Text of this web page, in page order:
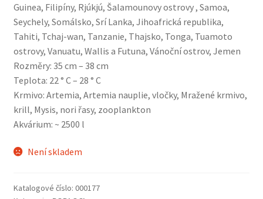
Guinea, Filipíny, Rjúkjú, Šalamounovy ostrovy , Samoa,
Seychely, Somálsko, Srí Lanka, Jihoafrická republika,
Tahiti, Tchaj-wan, Tanzanie, Thajsko, Tonga, Tuamoto
ostrovy, Vanuatu, Wallis a Futuna, Vánoční ostrov, Jemen
Rozměry: 35 cm – 38 cm
Teplota: 22 ° C – 28 ° C
Krmivo: Artemia, Artemia nauplie, vločky, Mražené krmivo,
krill, Mysis, nori řasy, zooplankton
Akvárium: ~ 2500 l
Není skladem
Katalogové číslo: 000177